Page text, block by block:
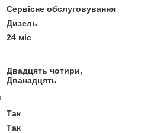
Сервісне обслуговування
Дизель
24 міс
Двадцять чотири,
Дванадцять
Так
Так